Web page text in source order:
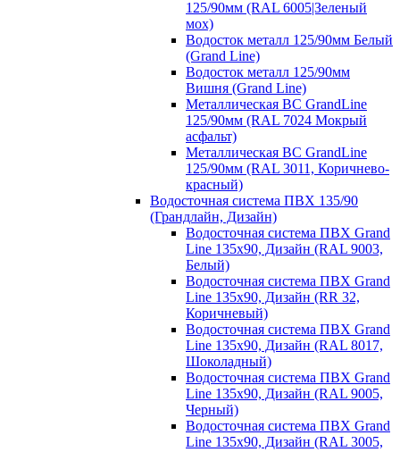
125/90мм (RAL 6005|Зеленый
мох)
Водосток металл 125/90мм Белый
(Grand Line)
Водосток металл 125/90мм
Вишня (Grand Line)
Металлическая ВС GrandLine
125/90мм (RAL 7024 Мокрый
асфальт)
Металлическая ВС GrandLine
125/90мм (RAL 3011, Коричнево-
красный)
Водосточная система ПВХ 135/90
(Грандлайн, Дизайн)
Водосточная система ПВХ Grand
Line 135х90, Дизайн (RAL 9003,
Белый)
Водосточная система ПВХ Grand
Line 135х90, Дизайн (RR 32,
Коричневый)
Водосточная система ПВХ Grand
Line 135х90, Дизайн (RAL 8017,
Шоколадный)
Водосточная система ПВХ Grand
Line 135х90, Дизайн (RAL 9005,
Черный)
Водосточная система ПВХ Grand
Line 135х90, Дизайн (RAL 3005,